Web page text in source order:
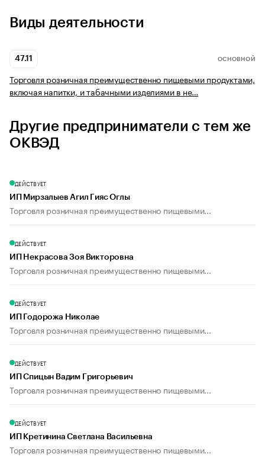
Виды деятельности
47.11 ОСНОВНОЙ
Торговля розничная преимущественно пищевыми продуктами,
включая напитки, и табачными изделиями в не…
Другие предприниматели с тем же
ОКВЭД
ДЕЙСТВУЕТ
ИП Мирзалыев Агил Гияс Оглы
Торговля розничная преимущественно пищевыми...
ДЕЙСТВУЕТ
ИП Некрасова Зоя Викторовна
Торговля розничная преимущественно пищевыми...
ДЕЙСТВУЕТ
ИП Годорожа Николае
Торговля розничная преимущественно пищевыми...
ДЕЙСТВУЕТ
ИП Спицын Вадим Григорьевич
Торговля розничная преимущественно пищевыми...
ДЕЙСТВУЕТ
ИП Кретинина Светлана Васильевна
Торговля розничная преимущественно пищевыми...